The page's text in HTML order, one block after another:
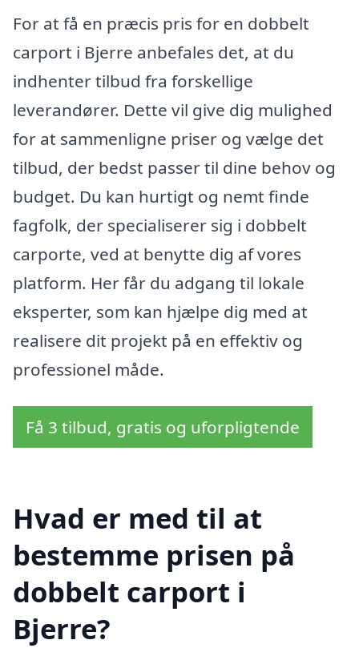
For at få en præcis pris for en dobbelt
carport i Bjerre anbefales det, at du
indhenter tilbud fra forskellige
leverandører. Dette vil give dig mulighed
for at sammenligne priser og vælge det
tilbud, der bedst passer til dine behov og
budget. Du kan hurtigt og nemt finde
fagfolk, der specialiserer sig i dobbelt
carporte, ved at benytte dig af vores
platform. Her får du adgang til lokale
eksperter, som kan hjælpe dig med at
realisere dit projekt på en effektiv og
professionel måde.
Få 3 tilbud, gratis og uforpligtende
Hvad er med til at
bestemme prisen på
dobbelt carport i
Bjerre?